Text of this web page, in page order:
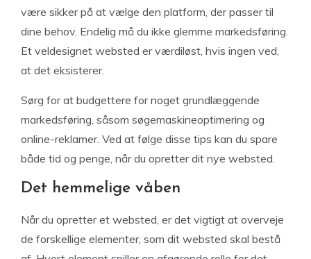
være sikker på at vælge den platform, der passer til
dine behov. Endelig må du ikke glemme markedsføring.
Et veldesignet websted er værdiløst, hvis ingen ved,
at det eksisterer.
Sørg for at budgettere for noget grundlæggende
markedsføring, såsom søgemaskineoptimering og
online-reklamer. Ved at følge disse tips kan du spare
både tid og penge, når du opretter dit nye websted.
Det hemmelige våben
Når du opretter et websted, er det vigtigt at overveje
de forskellige elementer, som dit websted skal bestå